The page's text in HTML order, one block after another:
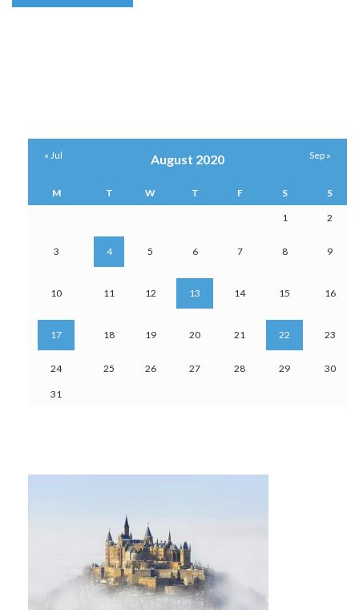
August 2020
M T W T F S S
1 2
3 4 5 6 7 8 9
10 11 12 13 14 15 16
17 18 19 20 21 22 23
24 25 26 27 28 29 30
31
« Jul Sep »